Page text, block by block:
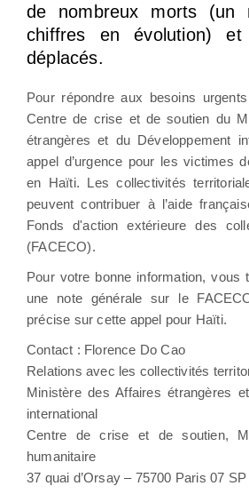
de nombreux morts (un
chiffres en évolution) et
déplacés.
Pour répondre aux besoins
Centre de crise et de soutien du
étrangères et du Développement
appel d’urgence pour les victimes
en Haïti. Les collectivités
peuvent contribuer à l’aide
Fonds d'action extérieure des
(FACECO).
Pour votre bonne information, vous
une note générale sur le
précise sur cette appel pour Haïti.
Contact : Florence Do Cao
Relations avec les collectivités
Ministère des Affaires étrangères
international
Centre de crise et de soutien,
humanitaire
37 quai d’Orsay – 75700 Paris 07 SP